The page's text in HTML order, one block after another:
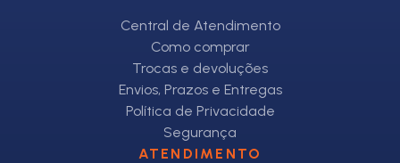
Central de Atendimento
Como comprar
Trocas e devoluções
Envios, Prazos e Entregas
Política de Privacidade
Segurança
ATENDIMENTO